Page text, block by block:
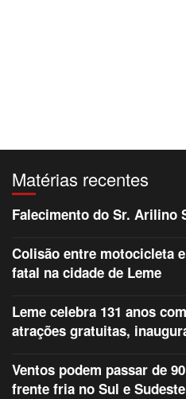
Matérias recentes
Falecimento do Sr. Arilino
Colisão entre motocicleta
fatal na cidade de Leme
Leme celebra 131 anos
atrações gratuitas,
Ventos podem passar de
frente fria no Sul e Sudeste